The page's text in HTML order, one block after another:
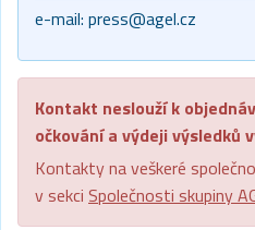
e-mail: press@agel.cz
Kontakt neslouží k
očkování a výdeji výsledků
Kontakty na veškeré
v sekci Společnosti skupiny